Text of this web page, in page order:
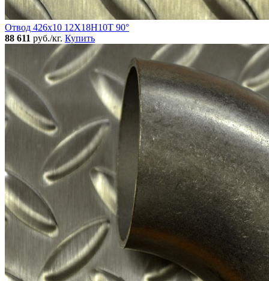
Отвод 426х10 12Х18Н10Т 90°
88 611 руб./кг. Купить